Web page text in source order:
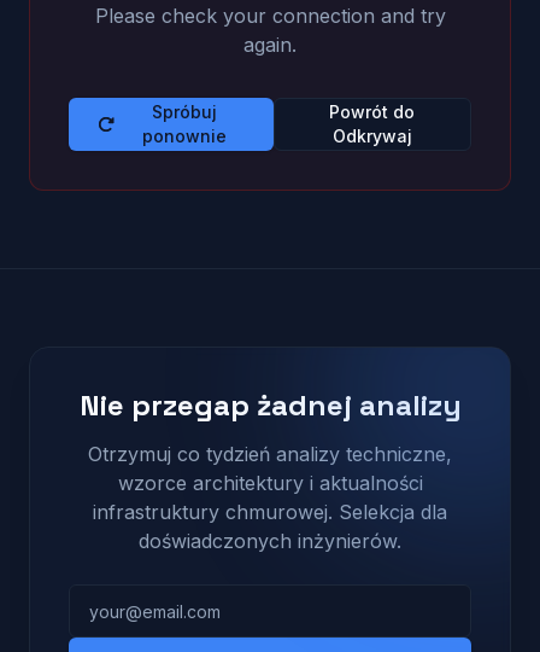
Please check your connection and try
again.
Spróbuj
ponownie
Powrót do
Odkrywaj
Nie przegap żadnej analizy
Otrzymuj co tydzień analizy techniczne,
wzorce architektury i aktualności
infrastruktury chmurowej. Selekcja dla
doświadczonych inżynierów.